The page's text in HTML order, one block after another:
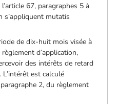
67, paragraphes 5 à
s’appliquent mutatis
de dix-huit mois visée à
d’application,
des intérêts de retard
est calculé
2, du règlement